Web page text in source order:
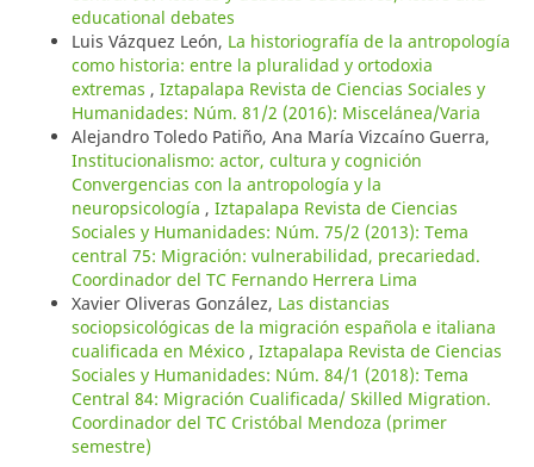
educational debates
Luis Vázquez León, La historiografía de la antropología
como historia: entre la pluralidad y ortodoxia
extremas , Iztapalapa Revista de Ciencias Sociales y
Humanidades: Núm. 81/2 (2016): Miscelánea/Varia
Alejandro Toledo Patiño, Ana María Vizcaíno Guerra,
Institucionalismo: actor, cultura y cognición
Convergencias con la antropología y la
neuropsicología , Iztapalapa Revista de Ciencias
Sociales y Humanidades: Núm. 75/2 (2013): Tema
central 75: Migración: vulnerabilidad, precariedad.
Coordinador del TC Fernando Herrera Lima
Xavier Oliveras González, Las distancias
sociopsicológicas de la migración española e italiana
cualificada en México , Iztapalapa Revista de Ciencias
Sociales y Humanidades: Núm. 84/1 (2018): Tema
Central 84: Migración Cualificada/ Skilled Migration.
Coordinador del TC Cristóbal Mendoza (primer
semestre)